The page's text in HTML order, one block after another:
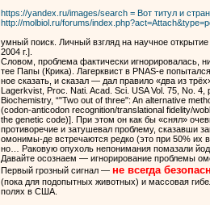
https://yandex.ru/images/search = Вот титул и
http://molbiol.ru/forums/
умный поиск. Личный взгляд на научное
2004 г.].
Словом, проблема фактически игнорировалась,
тее Папы (Крика). Лагерквист в PNAS-е
ное сказать, и сказал — дал правило «два из
Lagerkvist, Proc. Nati. Acad. Sci. USA Vol. 75, No. 4,
Biochemistry, “"Two out of three": An alternative
(codon-anticodon recognition/translational fidelity/
the genetic code)]. При этом он как бы «снял»
противоречие и затушевал проблему, сказавши
омонимы-де встречаются редко (это при 50% их
но… Раковую опухоль непонимания помазали
Давайте осознаем — игнорирование проблемы
Первый грозный сигнал — не всегда
(пока для подопытных животных) и массовая
полях в США.